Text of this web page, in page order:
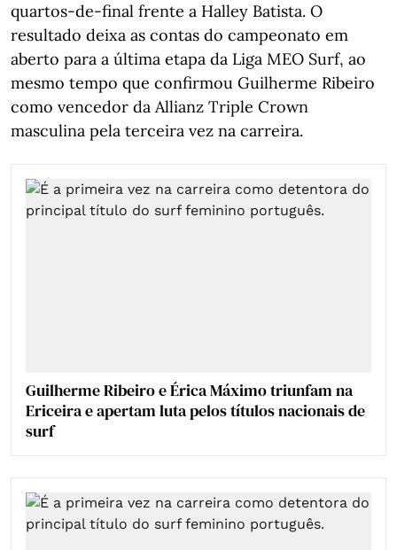
quartos-de-final frente a Halley Batista. O
resultado deixa as contas do campeonato em
aberto para a última etapa da Liga MEO Surf, ao
mesmo tempo que confirmou Guilherme Ribeiro
como vencedor da Allianz Triple Crown
masculina pela terceira vez na carreira.
Guilherme Ribeiro e Érica Máximo triunfam na
Ericeira e apertam luta pelos títulos nacionais de
surf